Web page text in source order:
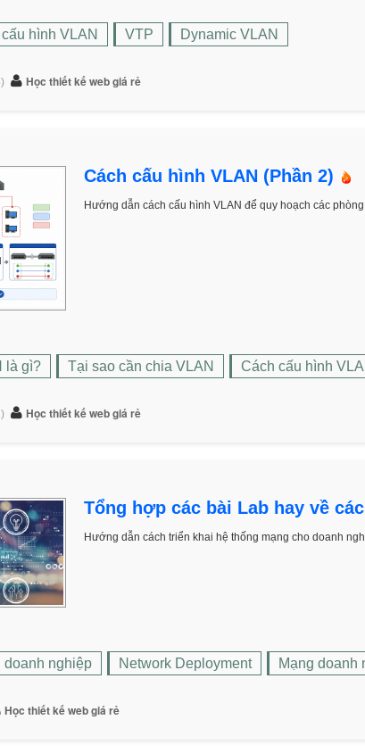
hình VLAN VTP Dynamic VLAN
Học thiết kế web giá rẻ
Cách cấu hình VLAN (Phần 2)
Hướng dẫn cách cấu hình VLAN để quy hoạch các
là gì? Tại sao cần chia VLAN Cách cấu hình
Học thiết kế web giá rẻ
Tổng hợp các bài Lab hay về
Hướng dẫn cách triển khai hệ thống mạng cho doanh
doanh nghiệp Network Deployment Mạng doanh
Học thiết kế web giá rẻ